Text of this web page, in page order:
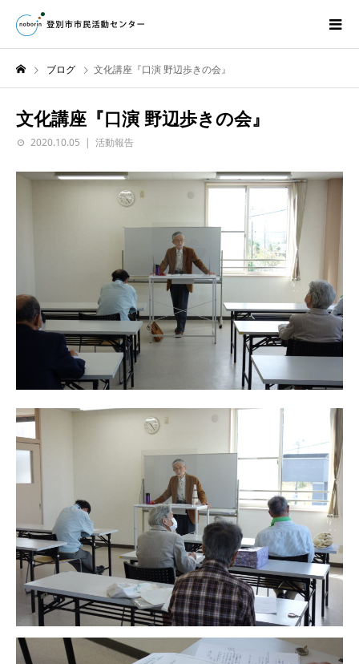
ブログ 文化講座『口演 野辺歩きの会』
文化講座『口演 野辺歩きの会』
2020.10.05 活動報告